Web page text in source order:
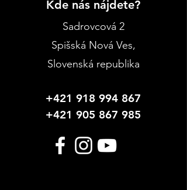
Kde nás nájdete?
Sadrovcová 2
Spišská Nová Ves,
Slovenská republika
+421 918 994 867
+421 905 867 985